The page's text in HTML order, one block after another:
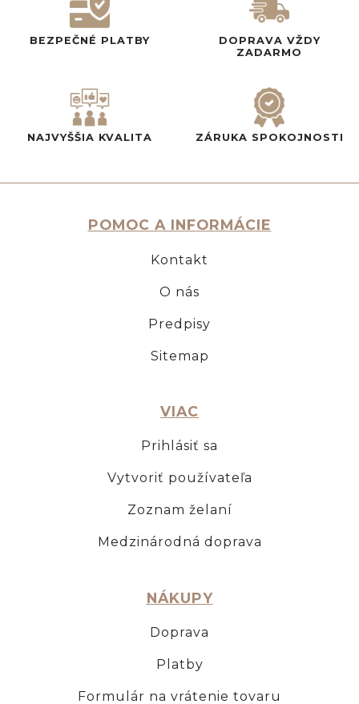
BEZPEČNÉ PLATBY
DOPRAVA VŽDY
ZADARMO
NAJVYŠŠIA KVALITA ZÁRUKA SPOKOJNOSTI
POMOC A INFORMÁCIE
Kontakt
O nás
Predpisy
Sitemap
VIAC
Prihlásiť sa
Vytvoriť používateľa
Zoznam želaní
Medzinárodná doprava
NÁKUPY
Doprava
Platby
Formulár na vrátenie tovaru